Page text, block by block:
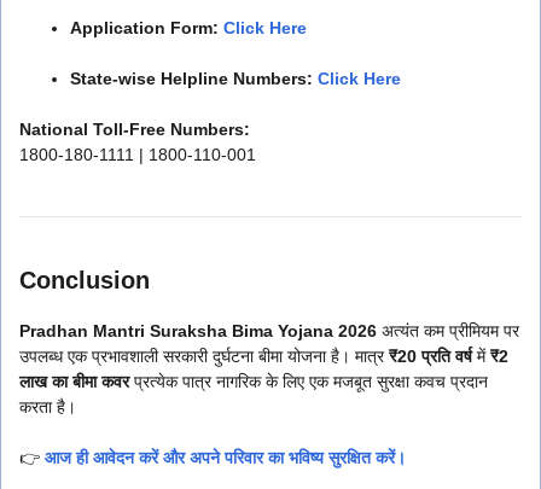
Application Form: Click Here
State-wise Helpline Numbers: Click Here
National Toll-Free Numbers:
1800-180-1111 | 1800-110-001
Conclusion
Pradhan Mantri Suraksha Bima Yojana 2026 अत्यंत कम प्रीमियम पर
उपलब्ध एक प्रभावशाली सरकारी दुर्घटना बीमा योजना है। मात्र₹20 प्रति वर्षमें₹2
लाख का बीमा कवरप्रत्येक पात्र नागरिक के लिए एक मजबूत सुरक्षा कवच प्रदान
करता है।
👉 आज ही आवेदन करें और अपने परिवार का भविष्य सुरक्षित करें।